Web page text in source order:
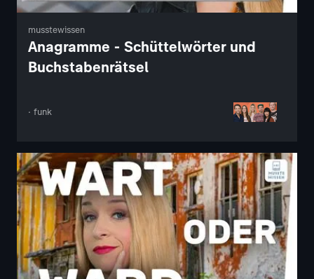
musstewissen
Anagramme - Schüttelwörter und
Buchstabenrätsel
· funk